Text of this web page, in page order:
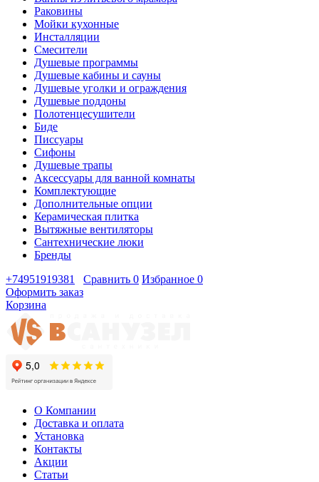
Раковины
Мойки кухонные
Инсталляции
Смесители
Душевые программы
Душевые кабины и сауны
Душевые уголки и ограждения
Душевые поддоны
Полотенцесушители
Биде
Писсуары
Сифоны
Душевые трапы
Аксессуары для ванной комнаты
Комплектующие
Дополнительные опции
Керамическая плитка
Вытяжные вентиляторы
Сантехнические люки
Бренды
+74951919381
Сравнить 0 Избранное 0
Оформить заказ
Корзина
О Компании
Доставка и оплата
Установка
Контакты
Акции
Статьи